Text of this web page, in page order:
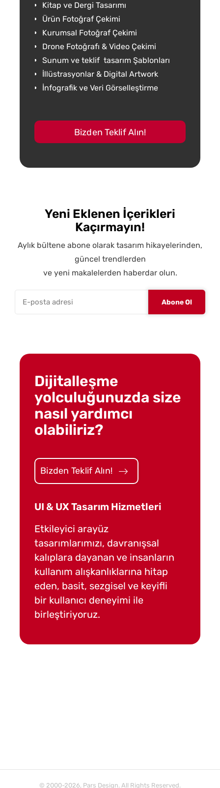
Kitap ve Dergi Tasarımı
Ürün Fotoğraf Çekimi
Kurumsal Fotoğraf Çekimi
Drone Fotoğrafı & Video Çekimi
Sunum ve teklif tasarım Şablonları
İllüstrasyonlar & Digital Artwork
İnfografik ve Veri Görselleştirme
Bizden Teklif Alın!
Yeni Eklenen İçerikleri
Kaçırmayın!
Aylık bültene abone olarak tasarım hikayelerinden,
güncel trendlerden
ve yeni makalelerden haberdar olun.
Dijitalleşme
yolculuğunuzda size
nasıl yardımcı
olabiliriz?
Bizden Teklif Alın!
UI & UX Tasarım Hizmetleri
Etkileyici arayüz
tasarımlarımızı, davranışsal
kalıplara dayanan ve insanların
kullanım alışkanlıklarına hitap
eden, basit, sezgisel ve keyifli
bir kullanıcı deneyimi ile
birleştiriyoruz.
© 2000-2026, Pars Design. All Rights Reserved.